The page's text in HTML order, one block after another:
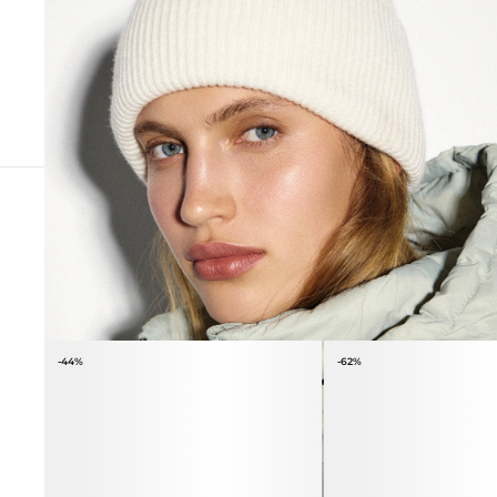
СОЧЕТАЕТСЯ С
-44% -62%